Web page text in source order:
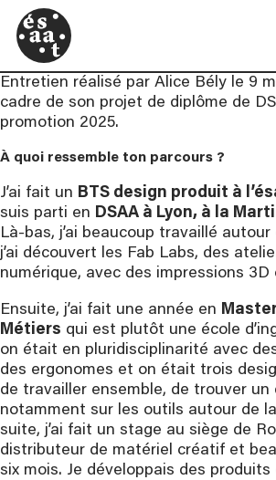
Entretien réalisé par Alice Bély le 9
cadre de son projet de diplôme de
promotion 2025.
À quoi ressemble ton parcours ?
J’ai fait un BTS design produit à
suis parti en DSAA à Lyon, à la
Là-bas, j’ai beaucoup travaillé
j’ai découvert les Fab Labs, des
numérique, avec des impressions 3D
Ensuite, j’ai fait une année en
Métiers qui est plutôt une école
on était en pluridisciplinarité avec
des ergonomes et on était trois
de travailler ensemble, de trouver un
notamment sur les outils autour de
suite, j’ai fait un stage au siège de
distributeur de matériel créatif et
six mois. Je développais des produits